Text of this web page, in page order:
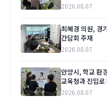
2026.08.07
최혜경 의원, 경
간담회 주재
2026.08.07
안양시, 학교 환
교육청과 진입
2026.08.07